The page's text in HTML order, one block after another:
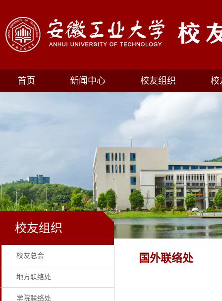
首页 新闻中心 校友组织 校
校友组织
校友总会
地方联络处
学院联络处
国外联络处